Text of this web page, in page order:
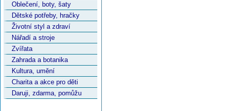
Oblečení, boty, šaty
Dětské potřeby, hračky
Životní styl a zdraví
Nářadí a stroje
Zvířata
Zahrada a botanika
Kultura, umění
Charita a akce pro děti
Daruji, zdarma, pomůžu